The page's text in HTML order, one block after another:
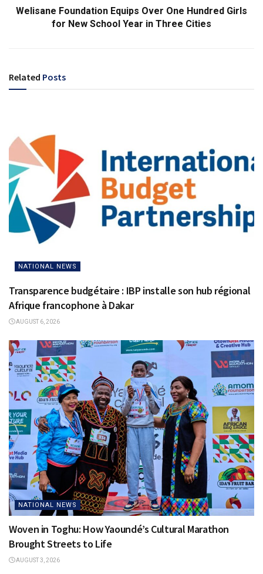
Welisane Foundation Equips Over One Hundred Girls
for New School Year in Three Cities
Related Posts
NATIONAL NEWS
Transparence budgétaire : IBP installe son hub régional
Afrique francophone à Dakar
AUGUST 6, 2026
NATIONAL NEWS
Woven in Toghu: How Yaoundé’s Cultural Marathon
Brought Streets to Life
AUGUST 3, 2026